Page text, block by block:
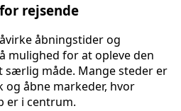
rejsende
åbningstider og
mulighed for at opleve den
særlig måde. Mange steder er
åbne markeder, hvor
er i centrum.